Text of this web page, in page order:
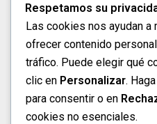
Respetamos su
Las cookies nos ayudan a
ofrecer contenido
tráfico. Puede elegir qué
clic en Personalizar.
para consentir o en
cookies no esenciales.